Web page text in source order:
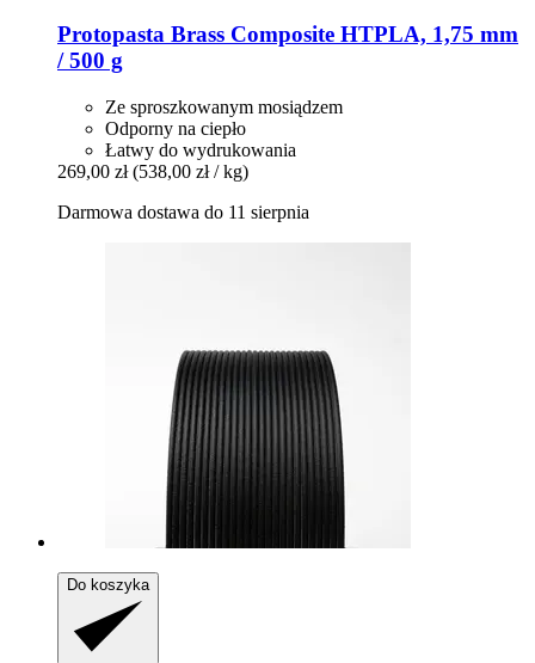
Protopasta Brass Composite HTPLA, 1,75 mm
/ 500 g
Ze sproszkowanym mosiądzem
Odporny na ciepło
Łatwy do wydrukowania
269,00 zł (538,00 zł / kg)
Darmowa dostawa do 11 sierpnia
Do koszyka